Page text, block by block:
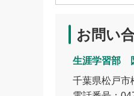
お問い
生涯学習部
千葉県松戸市